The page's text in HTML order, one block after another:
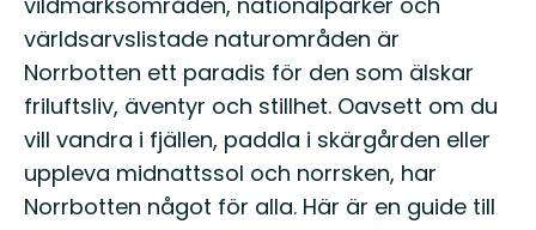
världsarvslistade naturområden är
Norrbotten ett paradis för den som älskar
friluftsliv, äventyr och stillhet. Oavsett om du
vill vandra i fjällen, paddla i skärgården eller
uppleva midnattssol och norrsken, har
Norrbotten något för alla. Här är en guide till